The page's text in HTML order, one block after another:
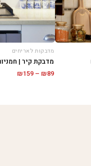
מדבקות לאריחים
מדבקת קיר |
₪89
–
₪159
טווח